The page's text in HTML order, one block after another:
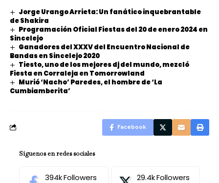
Jorge Urango Arrieta: Un fanático inquebrantable
de Shakira
Programación Oficial Fiestas del 20 de enero 2024 en
Sincelejo
Ganadores del XXXV del Encuentro Nacional de
Bandas en Sincelejo 2020
Tiesto, uno de los mejores dj del mundo, mezcló
Fiesta en Corraleja en Tomorrowland
Murió ‘Nacho’ Paredes, el hombre de ‘La
Cumbiamberita’
Facebook
Síguenos en redes sociales
394kFollowers 29.4kFollowers